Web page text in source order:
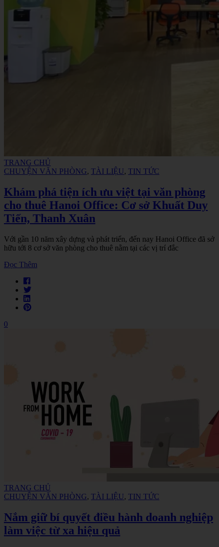
TRANG CHỦ
CHUYỆN VĂN PHÒNG, TÀI LIỆU, TIN TỨC
Khám phá tiện ích ưu việt tại văn phòng
cho thuê Hanoi Office: Cơ sở Khuất Duy
Tiến, Thanh Xuân
Với gần 10 năm xây dựng và phát triển, đến nay Hanoi Office đã sở
hữu tới 8 cơ sở văn phòng cho thuê nằm tại các vị trí đắc
Đọc Thêm
0
TRANG CHỦ
CHUYỆN VĂN PHÒNG, TÀI LIỆU, TIN TỨC
Nắm giữ bí quyết điều hành doanh nghiệp
làm việc từ xa hiệu quả